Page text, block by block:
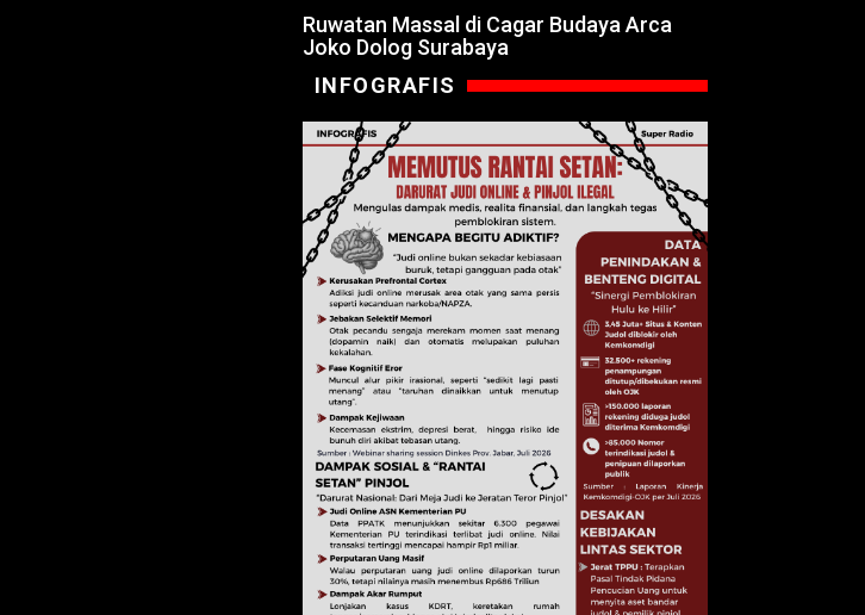
Ruwatan Massal di Cagar Budaya Arca
Joko Dolog Surabaya
INFOGRAFIS